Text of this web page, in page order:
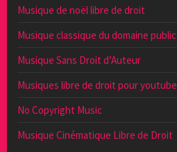
Musique de noël libre de droit
Musique classique du domaine public
Musique Sans Droit d’Auteur
Musiques libre de droit pour youtube
No Copyright Music
Musique Cinématique Libre de Droit